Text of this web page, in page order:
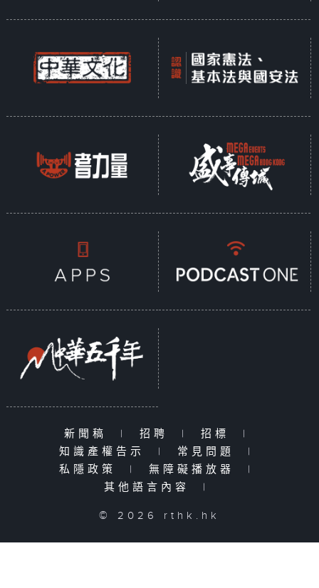
新聞稿 | 招聘 | 招標
|
知識產權告示
| 常見問題
|
私隱政策
| 無障礙播放器
|
其他語言內容
|
© 2026 rthk.hk